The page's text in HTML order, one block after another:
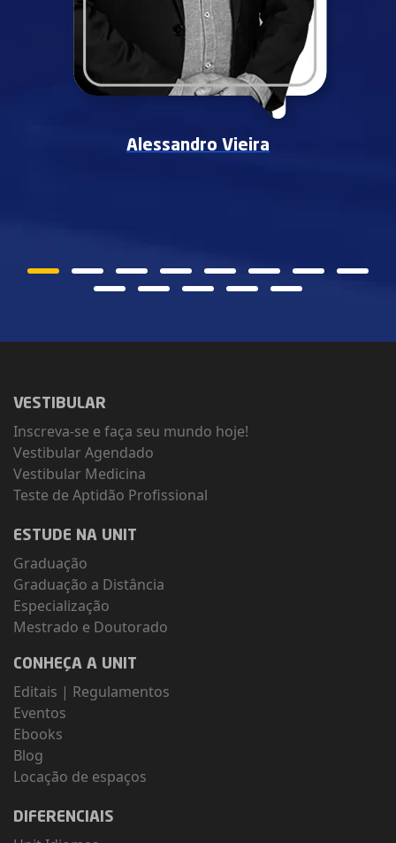
Alessandro Vieira
VESTIBULAR
Inscreva-se e faça seu mundo hoje!
Vestibular Agendado
Vestibular Medicina
Teste de Aptidão Profissional
ESTUDE NA UNIT
Graduação
Graduação a Distância
Especialização
Mestrado e Doutorado
CONHEÇA A UNIT
Editais | Regulamentos
Eventos
Ebooks
Blog
Locação de espaços
DIFERENCIAIS